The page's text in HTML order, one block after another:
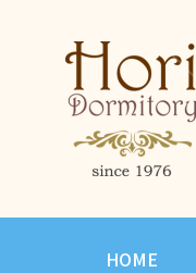
HOME